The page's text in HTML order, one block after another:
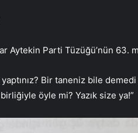
Aytekin Parti Tüzüğü’nün 63.
Bir taneniz bile
öyle mi? Yazık size ya!”